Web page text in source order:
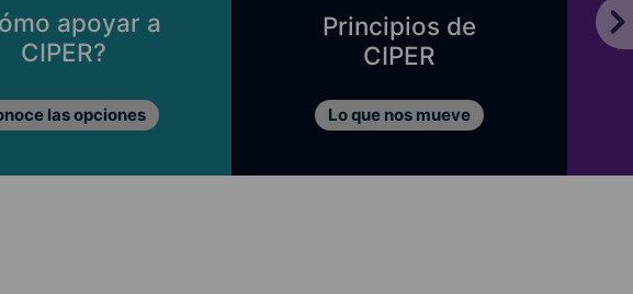
apoyar a
CIPER?
las opciones
Principios de
CIPER
Lo que nos mueve